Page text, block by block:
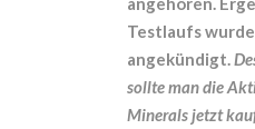
Testlaufs
angekündigt.
sollte man die
Minerals jetzt